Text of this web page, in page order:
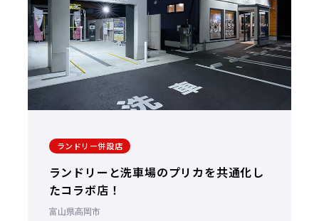
ランドリー併設店
ランドリーと洗車場のプリカを共通化し
たコラボ店！
富山県高岡市